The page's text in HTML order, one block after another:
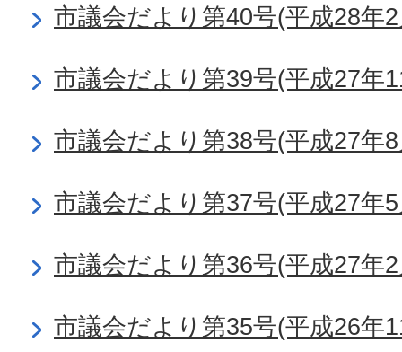
市議会だより第40号(平成28年
市議会だより第39号(平成27年
市議会だより第38号(平成27年
市議会だより第37号(平成27年
市議会だより第36号(平成27年
市議会だより第35号(平成26年